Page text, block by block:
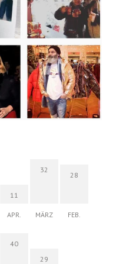
11
APR.
32
MÄRZ
28
FEB.
40
29